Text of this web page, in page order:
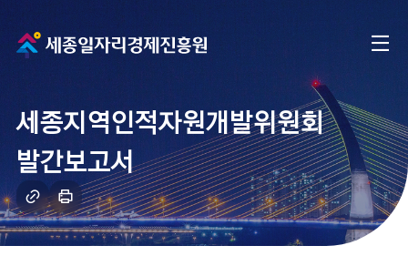
메
으
로
이
동
체
메
뉴
세종지역인적자원개발위원회
발간보고서
링
크
복
인
쇄
하